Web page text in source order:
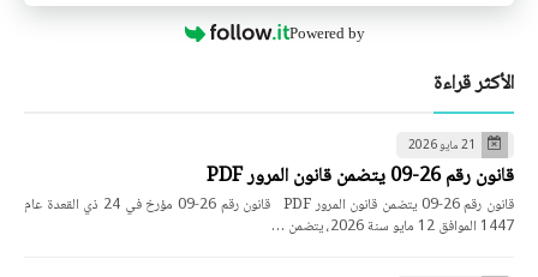
Powered by
الأكثر قراءة
21 مايو 2026
قانون رقم 26-09 يتضمن قانون المرور PDF
قانون رقم 26-09 يتضمن قانون المرور PDF قانون رقم 26-09 مؤرخ في 24 ذي القعدة عام
1447 الموافق 12 مايو سنة 2026، يتضمن …